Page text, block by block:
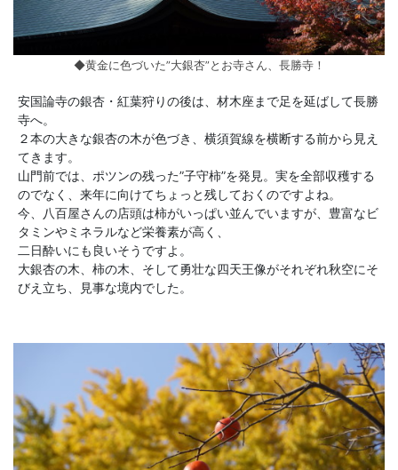
◆黄金に色づいた”大銀杏”とお寺さん、長勝寺！
安国論寺の銀杏・紅葉狩りの後は、材木座まで足を延ばして長勝
寺へ。
２本の大きな銀杏の木が色づき、横須賀線を横断する前から見え
てきます。
山門前では、ポツンの残った”子守柿”を発見。実を全部収穫する
のでなく、来年に向けてちょっと残しておくのですよね。
今、八百屋さんの店頭は柿がいっぱい並んでいますが、豊富なビ
タミンやミネラルなど栄養素が高く、
二日酔いにも良いそうですよ。
大銀杏の木、柿の木、そして勇壮な四天王像がそれぞれ秋空にそ
びえ立ち、見事な境内でした。